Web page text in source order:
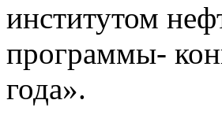
институтом
программы-
года».